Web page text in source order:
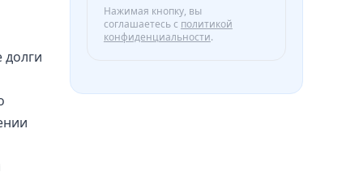
долги
Нажимая кнопку, вы
соглашаетесь с политикой
конфиденциальности.